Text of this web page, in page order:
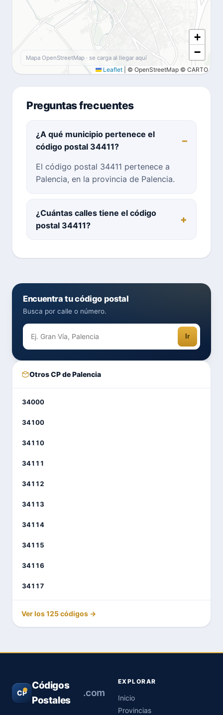
+
−
Leaflet © OpenStreetMap © CARTO
Mapa OpenStreetMap · se carga al llegar aquí
Preguntas frecuentes
¿A qué municipio pertenece el
código postal 34411?
El código postal 34411 pertenece a
Palencia, en la provincia de Palencia.
¿Cuántas calles tiene el código
postal 34411?
Encuentra tu código postal
Busca por calle o número.
Ir
Otros CP de Palencia
34000
34100
34110
34111
34112
34113
34114
34115
34116
34117
Ver los 125 códigos →
CP
Códigos
Postales
.com
EXPLORAR
Inicio
Provincias